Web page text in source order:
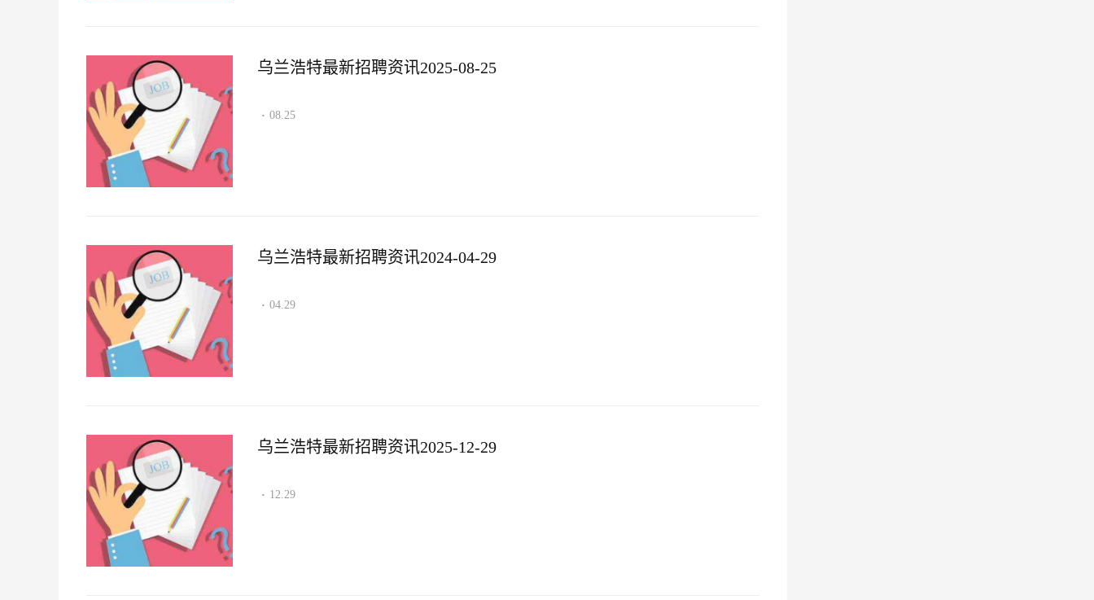
乌兰浩特最新招聘资讯2025-08-25
· 08.25
乌兰浩特最新招聘资讯2024-04-29
· 04.29
乌兰浩特最新招聘资讯2025-12-29
· 12.29